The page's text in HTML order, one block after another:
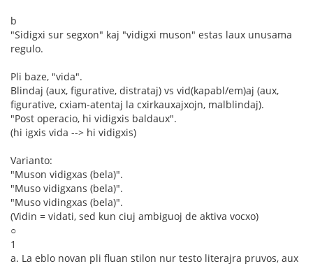
b
"Sidigxi sur segxon" kaj "vidigxi muson" estas laux unusama
regulo.
Pli baze, "vida".
Blindaj (aux, figurative, distrataj) vs vid(kapabl/em)aj (aux,
figurative, cxiam-atentaj la cxirkauxajxojn, malblindaj).
"Post operacio, hi vidigxis baldaux".
(hi igxis vida --> hi vidigxis)
Varianto:
"Muson vidigxas (bela)".
"Muso vidigxans (bela)".
"Muso vidingxas (bela)".
(Vidin = vidati, sed kun ciuj ambiguoj de aktiva vocxo)
○
1
a. La eblo novan pli fluan stilon nur testo literajra pruvos, aux